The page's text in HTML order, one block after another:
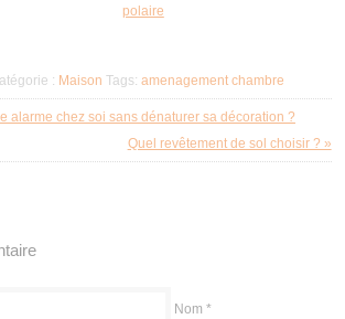
polaire
: Maison Tags: amenagement chambre
alarme chez soi sans dénaturer sa décoration ?
Quel revêtement de sol choisir ? »
Nom *